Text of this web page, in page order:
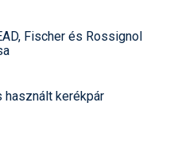
Fischer és Rossignol
használt kerékpár